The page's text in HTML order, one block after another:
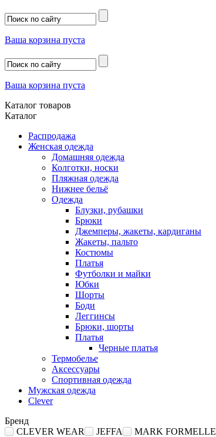
Ваша корзина пуста
Ваша корзина пуста
Каталог товаров
Каталог
Распродажа
Женская одежда
Домашняя одежда
Колготки, носки
Пляжная одежда
Нижнее бельё
Одежда
Блузки, рубашки
Брюки
Джемперы, жакеты, кардиганы
Жакеты, пальто
Костюмы
Платья
Футболки и майки
Юбки
Шорты
Боди
Леггинсы
Брюки, шорты
Платья
Черные платья
Термобелье
Аксессуары
Спортивная одежда
Мужская одежда
Clever
Бренд
CLEVER WEAR
JEFFA MARK FORMELLE